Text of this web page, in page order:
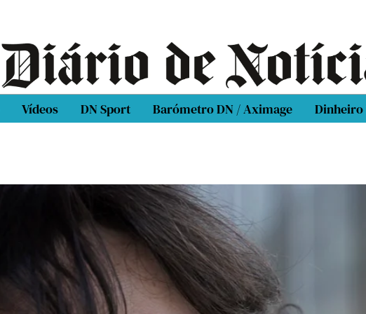
Vídeos DN Sport Barómetro DN / Aximage Dinheiro